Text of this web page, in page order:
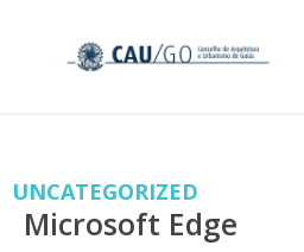
UNCATEGORIZED
Microsoft Edge